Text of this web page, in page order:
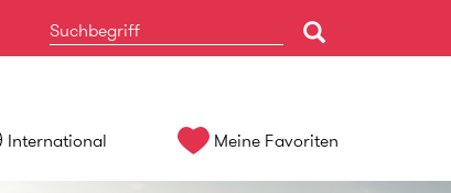
International Meine Favoriten